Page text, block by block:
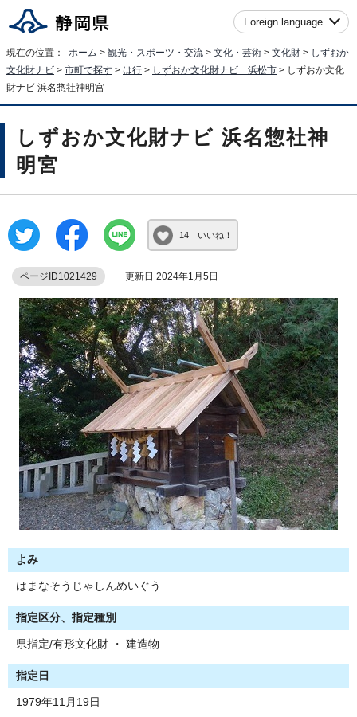
Foreign language
現在の位置： ホーム > 観光・スポーツ・交流 > 文化・芸術 > 文化財 > しずおか
文化財ナビ > 市町で探す > は行 > しずおか文化財ナビ 浜松市 > しずおか文化
財ナビ 浜名惣社神明宮
しずおか文化財ナビ 浜名惣社神
明宮
14 いいね！
ページID1021429 更新日 2024年1月5日
よみ
はまなそうじゃしんめいぐう
指定区分、指定種別
県指定/有形文化財 ・ 建造物
指定日
1979年11月19日